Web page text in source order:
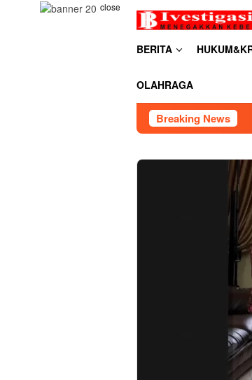
close
BERITA
OLAHRAGA
Breaking News